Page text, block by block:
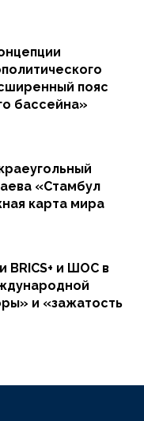
пояс
бассейна»
«Стамбул
карта мира
BRICS+ и ШОС в
и «зажатость